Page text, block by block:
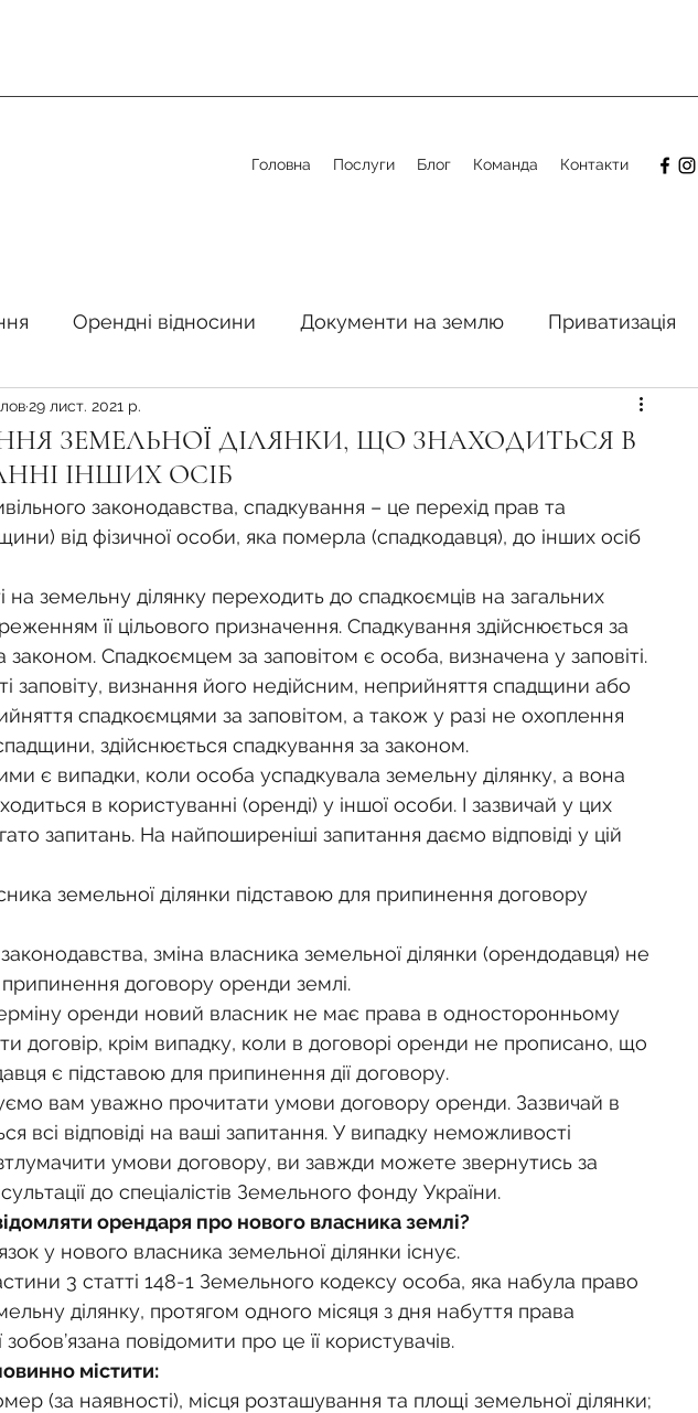
Головна Послуги Блог Команда Контакти
Орендні відносини Документи на землю Приватизація
стосовно земельної сфери Органи місцевого самоврядування
Спадкування земельної ділянки
Військова служба
Будівництво Встановлення меж земельної ділянки
реєстрація земельних прав Юридичні питання у воєнний час
ЗЕМЕЛЬНОЇ ДІЛЯНКИ, ЩО ЗНАХОДИТЬСЯ В
ІНШИХ ОСІБ
29 лист. 2021 р.
законодавства, спадкування – це перехід прав та
від фізичної особи, яка померла (спадкодавця), до інших осіб
на земельну ділянку переходить до спадкоємців на загальних
її цільового призначення. Спадкування здійснюється за
законом. Спадкоємцем за заповітом є особа, визначена у заповіті.
заповіту, визнання його недійсним, неприйняття спадщини або
спадкоємцями за заповітом, а також у разі не охоплення
здійснюється спадкування за законом.
в користуванні (оренді) у іншої особи. І зазвичай у цих
запитань. На найпоширеніші запитання даємо відповіді у цій
земельної ділянки підставою для припинення договору
договору оренди землі.
оренди новий власник не має права в односторонньому
договір, крім випадку, коли в договорі оренди не прописано, що
є підставою для припинення дії договору.
вам уважно прочитати умови договору оренди. Зазвичай в
всі відповіді на ваші запитання. У випадку неможливості
умови договору, ви завжди можете звернутись за
до спеціалістів Земельного фонду України.
орендаря про нового власника землі?
у нового власника земельної ділянки існує.
3 статті 148-1 Земельного кодексу особа, яка набула право
ділянку, протягом одного місяця з дня набуття права
зобов’язана повідомити про це її користувачів.
містити:
(за наявності), місця розташування та площі земельної ділянки;